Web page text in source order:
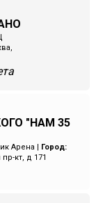
"НАМ 35
Арена | Город:
кт, д 171